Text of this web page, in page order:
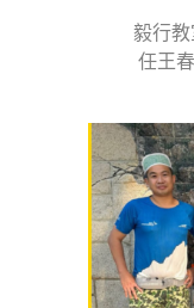
毅行
任王